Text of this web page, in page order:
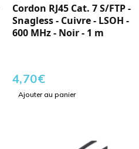
Cordon RJ45 Cat. 7 S/FTP -
Snagless - Cuivre - LSOH -
600 MHz - Noir - 1 m
4,70€
Ajouter au panier